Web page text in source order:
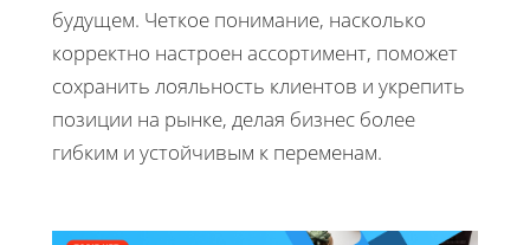
будущем. Четкое понимание, насколько
корректно настроен ассортимент, поможет
сохранить лояльность клиентов и укрепить
позиции на рынке, делая бизнес более
гибким и устойчивым к переменам.